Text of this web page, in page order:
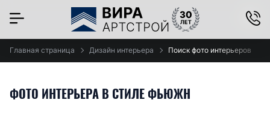
Главная страница Дизайн интерьера Поиск фото интерьеров
ФОТО ИНТЕРЬЕРА В СТИЛЕ ФЬЮЖН
×